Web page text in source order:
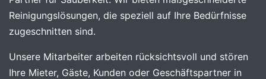
Reinigungslösungen, die speziell auf Ihre Bedürfnisse
zugeschnitten sind.
Unsere Mitarbeiter arbeiten rücksichtsvoll und stören
Ihre Mieter, Gäste, Kunden oder Geschäftspartner in